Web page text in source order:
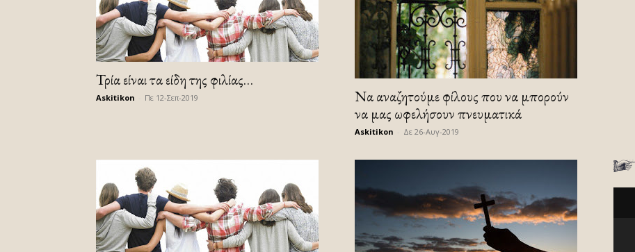
Τρία είναι τα είδη της φιλίας…
Askitikon Πε 12-Σεπ-2019
Να αναζητούμε φίλους που να μπορούν
να μας ωφελήσουν πνευματικά
Askitikon Δε 26-Αυγ-2019